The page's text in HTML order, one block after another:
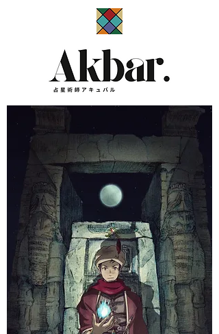
​占星術師アキュバル公式サイト